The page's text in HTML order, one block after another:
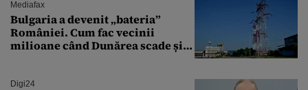
Mediafax
Bulgaria a devenit „bateria”
României. Cum fac vecinii
milioane când Dunărea scade și
Digi24